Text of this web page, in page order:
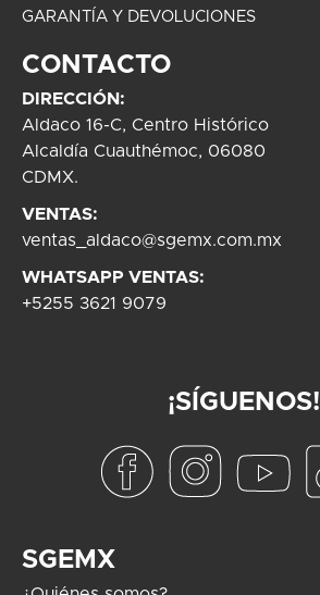
GARANTÍA Y DEVOLUCIONES
CONTACTO
DIRECCIÓN:
Aldaco 16-C, Centro Histórico
Alcaldía Cuauthémoc, 06080
CDMX.
VENTAS:
ventas_aldaco@sgemx.com.mx
WHATSAPP VENTAS:
+5255 3621 9079
¡SÍGUENOS!
SGEMX